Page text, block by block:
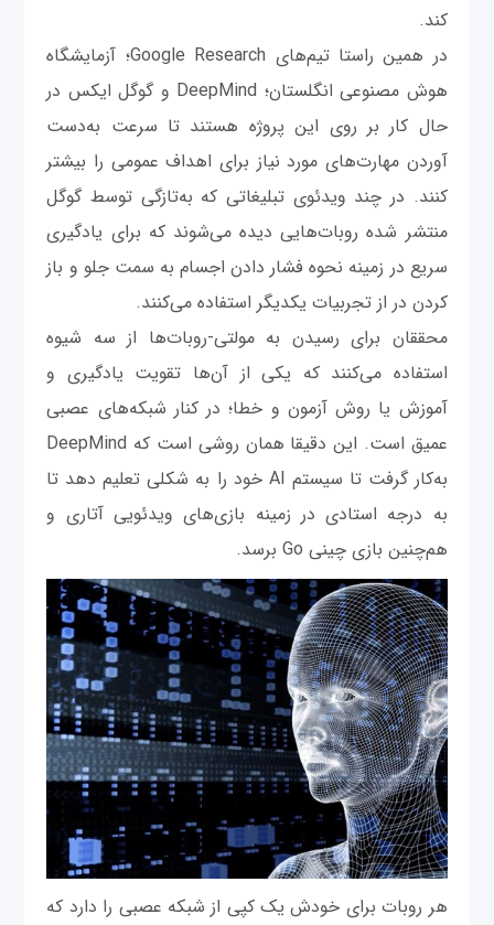
کند.
در همین راستا تیم‌های Google Research؛ آزمایشگاه
هوش مصنوعی انگلستان؛ DeepMind و گوگل ایکس در
حال کار بر روی این پروژه هستند تا سرعت به‌دست
آوردن مهارت‌های مورد نیاز برای اهداف عمومی را بیشتر
کنند. در چند ویدئوی تبلیغاتی که به‌تازگی توسط گوگل
منتشر شده روبات‌هایی دیده می‌شوند که برای یادگیری
سریع در زمینه نحوه فشار دادن اجسام به سمت جلو و باز
کردن در از تجربیات یکدیگر استفاده می‌کنند.
محققان برای رسیدن به مولتی-روبات‌ها از سه شیوه
استفاده می‌کنند که یکی از آن‌ها تقویت یادگیری و
آموزش یا روش آزمون و خطا؛ در کنار شبکه‌های عصبی
عمیق است. این دقیقا همان روشی است که DeepMind
به‌کار گرفت تا سیستم AI خود را به شکلی تعلیم دهد تا
به درجه استادی در زمینه بازی‌های ویدئویی آتاری و
هم‌چنین بازی چینی Go برسد.
هر روبات برای خودش یک کپی از شبکه عصبی را دارد که